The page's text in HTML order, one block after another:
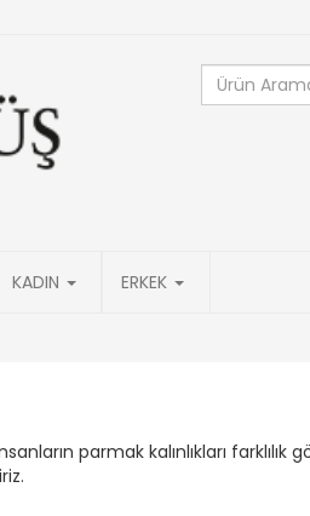
KADIN ERKEK
parmak kalınlıkları